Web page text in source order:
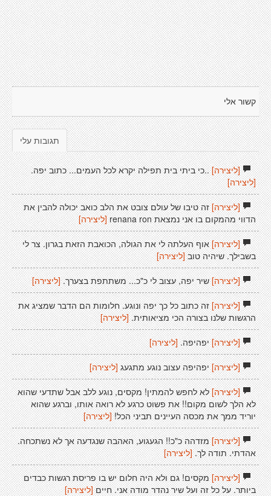
קשור אלי
תגובות עלי
[ליצירה]..כי ביתי בית תפילה יקרא לכל העמים... כתוב יפה.
[ליצירה]
[ליצירה]זה טיבו של עולם צובט את הלב כואב יכולה להבין את
הדווי מהמקום בו אני נמצאת renana ron
[ליצירה]
[ליצירה]אוף העלתה לי את הגולה, הכואבת הזאת בגרון. צר לי
בשבילך. שיהיה טוב [ליצירה]
[ליצירה]שיר יפה, עצוב לי כ"כ... משתתפת בצערך. [ליצירה]
[ליצירה]זה כתוב כל כך יפה ונוגע. חלומות הם הדבר שמציג את
הרגשות שלנו בצורה הכי מציאותית.[ליצירה]
[ליצירה]יפהיפה. [ליצירה]
[ליצירה]יפהיפה עצוב נוגע מתגעג [ליצירה]
[ליצירה]לא לחפש להמתין! מקסים, נוגע ללב אבל שתדעי שהוא
לא הלך לשום מקום!! את פשוט כרגע לא רואה אותו, וברגע שהוא
יוריד ממך את מכסה העיינים תביני הכל![ליצירה]
[ליצירה]מזדהה כ"כ!! הגעגוע, האהבה שנגדעה אך לא נשתכחה.
אהדתי. תודה לך. [ליצירה]
[ליצירה]מקסים! גם ולא היה חלום יש בו פריסת רגשות כבדים
ביותר. על כל זה ועל שיר נהדר מודה אני. חיים[ליצירה]